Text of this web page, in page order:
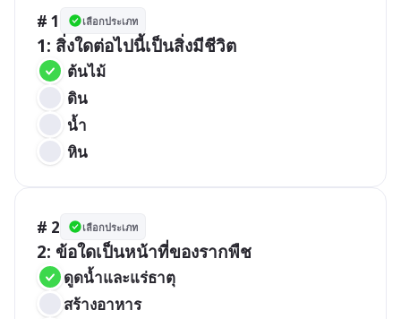
# 1 เลือกประเภท
1: สิ่งใดต่อไปนี้เป็นสิ่งมีชีวิต
ต้นไม้
ดิน
น้ำ
หิน
# 2 เลือกประเภท
2: ข้อใดเป็นหน้าที่ของรากพืช
ดูดน้ำและแร่ธาตุ
สร้างอาหาร